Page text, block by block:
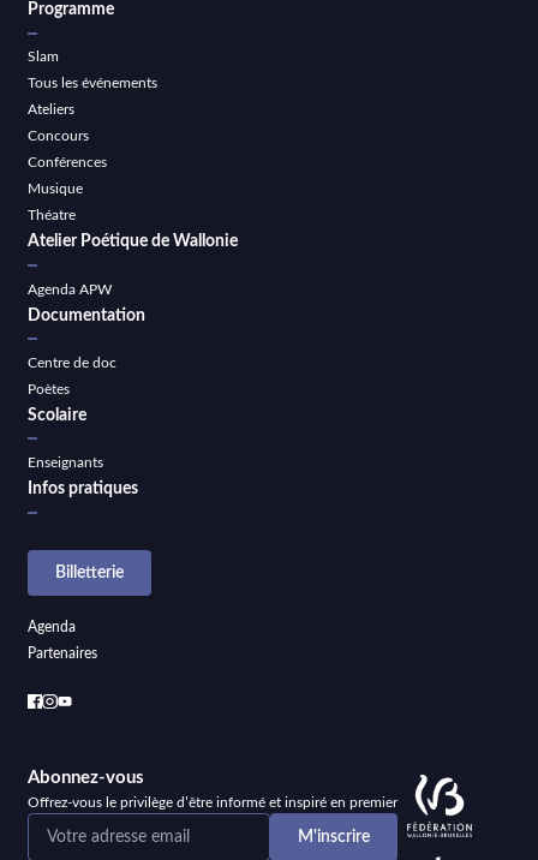
Programme
Slam
Tous les événements
Ateliers
Concours
Conférences
Musique
Théatre
Atelier Poétique de Wallonie
Agenda APW
Documentation
Centre de doc
Poètes
Scolaire
Enseignants
Infos pratiques
Billetterie
Agenda
Partenaires
Abonnez-vous
Offrez-vous le privilège d’être informé et inspiré en premier